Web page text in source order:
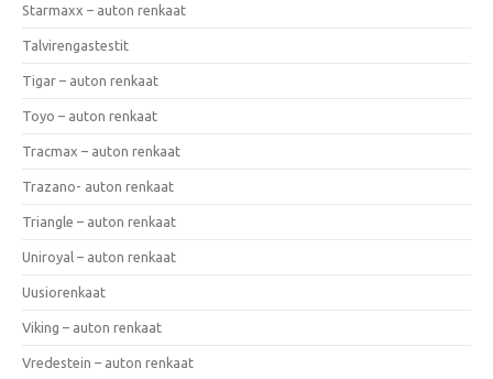
Starmaxx – auton renkaat
Talvirengastestit
Tigar – auton renkaat
Toyo – auton renkaat
Tracmax – auton renkaat
Trazano- auton renkaat
Triangle – auton renkaat
Uniroyal – auton renkaat
Uusiorenkaat
Viking – auton renkaat
Vredestein – auton renkaat